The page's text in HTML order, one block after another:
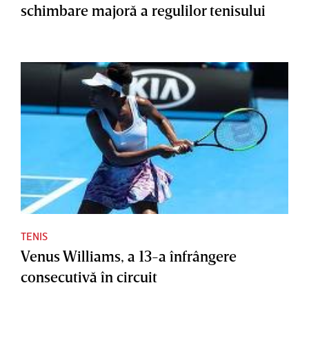
schimbare majoră a regulilor tenisului
TENIS
Venus Williams, a 13-a înfrângere
consecutivă în circuit